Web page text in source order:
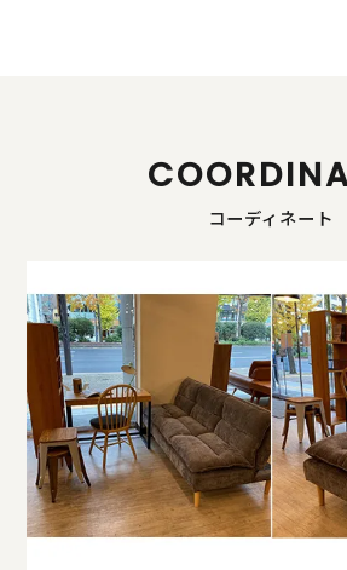
コーディネート